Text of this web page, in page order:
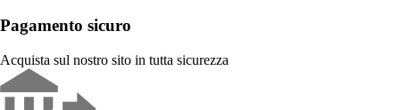
Pagamento sicuro
Acquista sul nostro sito in tutta sicurezza